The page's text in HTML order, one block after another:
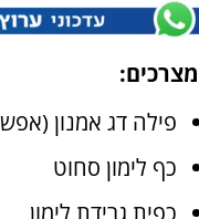
מצרכים:
פילה דג אמנון
כף לימון סחוט
כפית גרידת לימון